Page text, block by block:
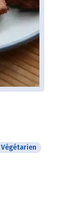
Végétarien